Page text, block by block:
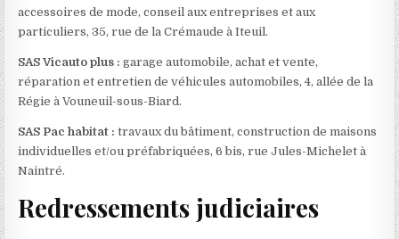
accessoires de mode, conseil aux entreprises et aux
particuliers, 35, rue de la Crémaude à Iteuil.
SAS Vicauto plus : garage automobile, achat et vente,
réparation et entretien de véhicules automobiles, 4, allée de la
Régie à Vouneuil-sous-Biard.
SAS Pac habitat : travaux du bâtiment, construction de maisons
individuelles et/ou préfabriquées, 6 bis, rue Jules-Michelet à
Naintré.
Redressements judiciaires